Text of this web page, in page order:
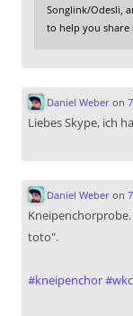
Songlink/Odesli,
to help you share
Daniel Weberon
Liebes Skype, ich
Daniel Weberon
toto".
#kneipenchor#wkc